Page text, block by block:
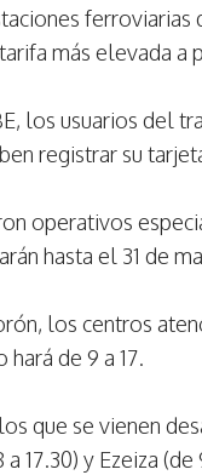
más elevada a
los usuarios del
registrar su
operativos
hasta el 31 de
los centros
de 9 a 17.
que se vienen
17.30) y Ezeiza